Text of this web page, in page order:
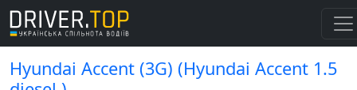
Hyundai Accent (3G) (Hyundai Accent 1.5